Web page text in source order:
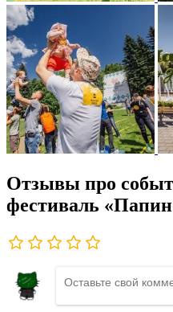
Отзывы про
фестиваль «Папин